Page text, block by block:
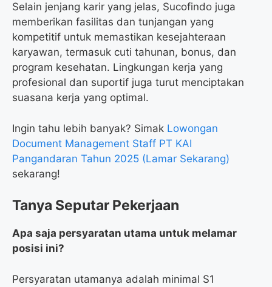
Selain jenjang karir yang jelas, Sucofindo juga
memberikan fasilitas dan tunjangan yang
kompetitif untuk memastikan kesejahteraan
karyawan, termasuk cuti tahunan, bonus, dan
program kesehatan. Lingkungan kerja yang
profesional dan suportif juga turut menciptakan
suasana kerja yang optimal.
Ingin tahu lebih banyak? Simak Lowongan
Document Management Staff PT KAI
Pangandaran Tahun 2025 (Lamar Sekarang)
sekarang!
Tanya Seputar Pekerjaan
Apa saja persyaratan utama untuk melamar
posisi ini?
Persyaratan utamanya adalah minimal S1